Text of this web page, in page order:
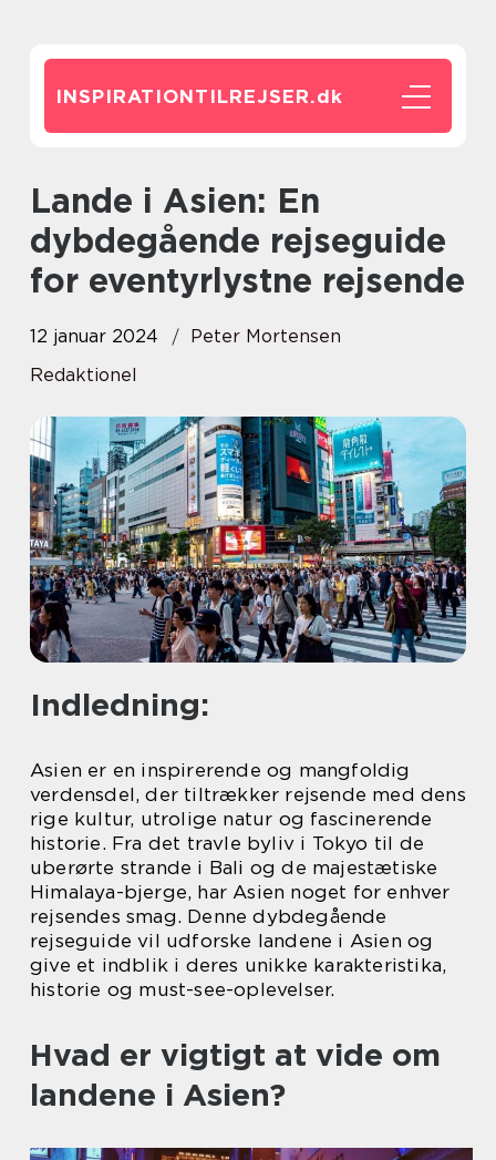
INSPIRATIONTILREJSER.dk
Lande i Asien: En
dybdegående rejseguide
for eventyrlystne rejsende
12 januar 2024
Peter Mortensen
Redaktionel
Indledning:
Asien er en inspirerende og mangfoldig
verdensdel, der tiltrækker rejsende med dens
rige kultur, utrolige natur og fascinerende
historie. Fra det travle byliv i Tokyo til de
uberørte strande i Bali og de majestætiske
Himalaya-bjerge, har Asien noget for enhver
rejsendes smag. Denne dybdegående
rejseguide vil udforske landene i Asien og
give et indblik i deres unikke karakteristika,
historie og must-see-oplevelser.
Hvad er vigtigt at vide om
landene i Asien?